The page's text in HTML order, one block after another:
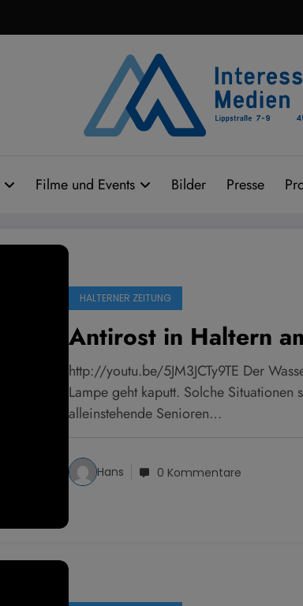
Filme und Events Bilder Presse
HALTERNER ZEITUNG
Antirost in Haltern
http://youtu.be/5JM3JCTy9TE Der
Lampe geht kaputt. Solche Situationen
alleinstehende Senioren…
Hans 0 Kommentare